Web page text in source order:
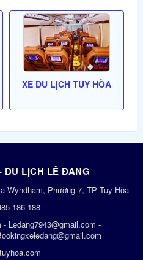
XE DU LỊCH TUY HÒA
DU LỊCH LÊ ĐANG
Wyndham, Phường 7, TP Tuy Hòa
186 188
Ledang7943@gmail.com -